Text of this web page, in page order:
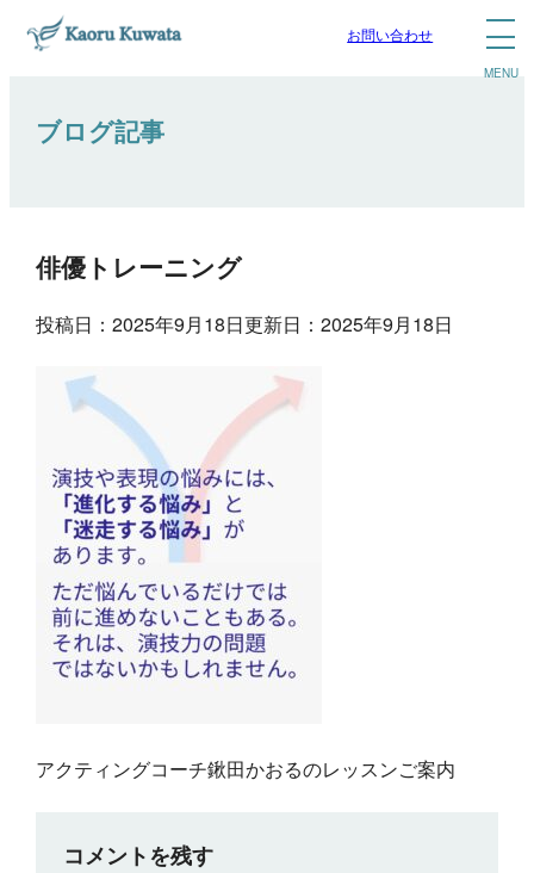
お問い合わせ
ブログ記事
俳優トレーニング
投稿日：2025年9月18日更新日：2025年9月18日
アクティングコーチ鍬田かおるのレッスンご案内
コメントを残す